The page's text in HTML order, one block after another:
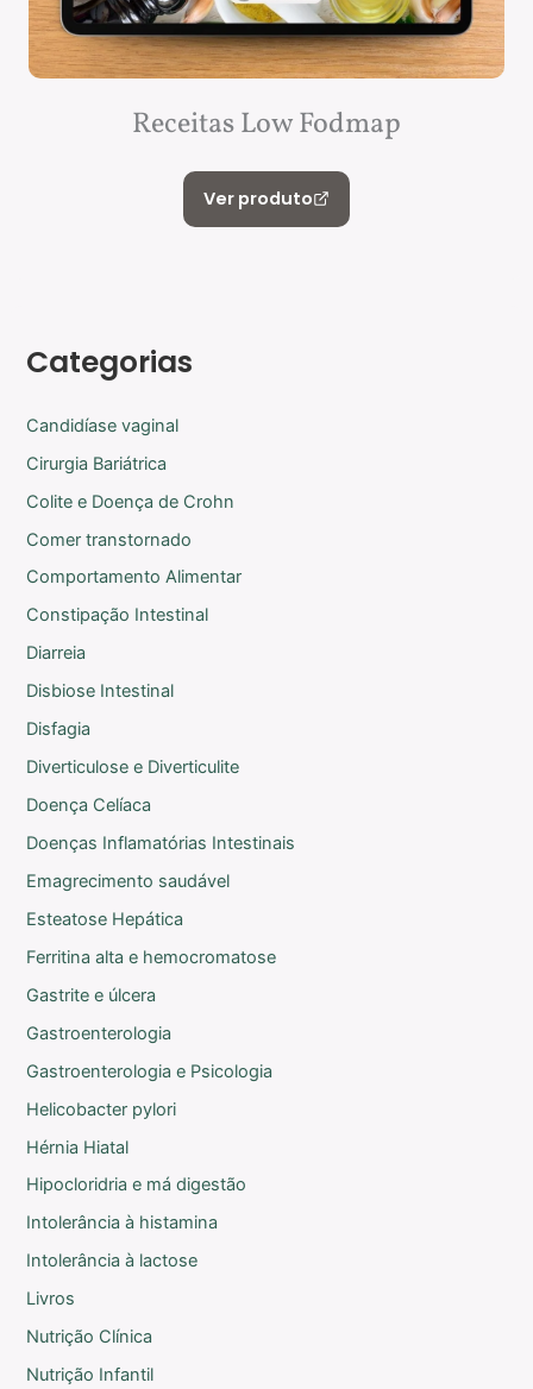
Receitas Low Fodmap
Ver produto
Categorias
Candidíase vaginal
Cirurgia Bariátrica
Colite e Doença de Crohn
Comer transtornado
Comportamento Alimentar
Constipação Intestinal
Diarreia
Disbiose Intestinal
Disfagia
Diverticulose e Diverticulite
Doença Celíaca
Doenças Inflamatórias Intestinais
Emagrecimento saudável
Esteatose Hepática
Ferritina alta e hemocromatose
Gastrite e úlcera
Gastroenterologia
Gastroenterologia e Psicologia
Helicobacter pylori
Hérnia Hiatal
Hipocloridria e má digestão
Intolerância à histamina
Intolerância à lactose
Livros
Nutrição Clínica
Nutrição Infantil